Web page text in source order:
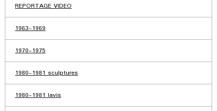
REPORTAGE VIDEO
1963-1969
1970-1975
1980-1981 sculptures
1980-1981 lavis